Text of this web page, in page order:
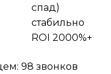
спад)
стабильно
ROI 2000%+
98 звонков